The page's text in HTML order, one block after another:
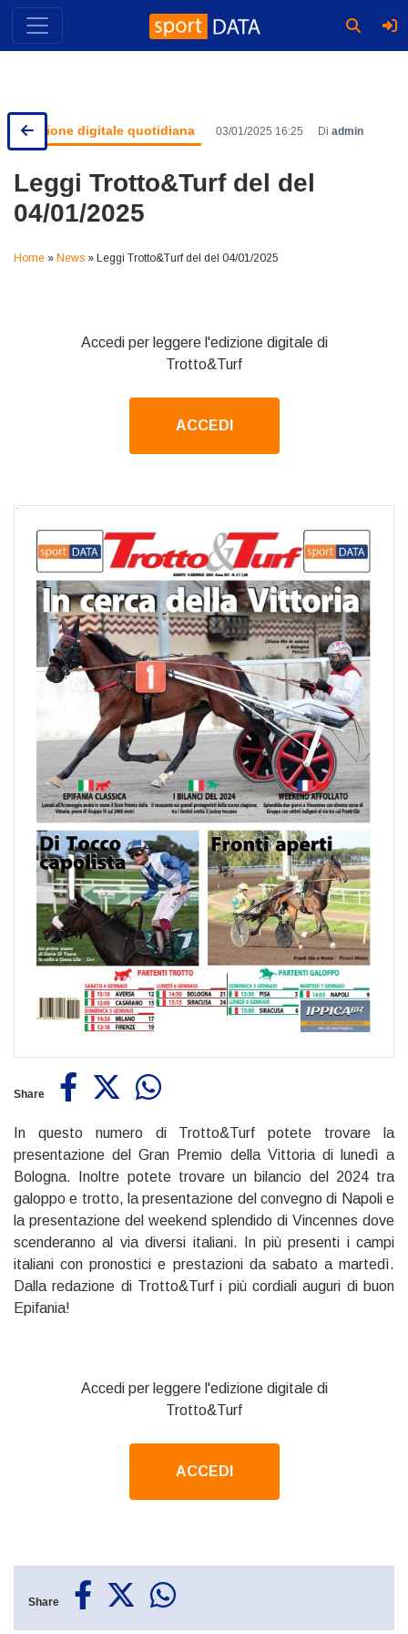
Skip
content
Edizione digitale quotidiana 03/01/2025 16:25 Di admin
Leggi Trotto&Turf del del
04/01/2025
Home » News » Leggi Trotto&Turf del del 04/01/2025
Accedi per leggere l'edizione digitale di
Trotto&Turf
ACCEDI
Share
In questo numero di Trotto&Turf potete trovare la
presentazione del Gran Premio della Vittoria di lunedì a
Bologna. Inoltre potete trovare un bilancio del 2024 tra
galoppo e trotto, la presentazione del convegno di Napoli e
la presentazione del weekend splendido di Vincennes dove
scenderanno al via diversi italiani. In più presenti i campi
italiani con pronostici e prestazioni da sabato a martedì.
Dalla redazione di Trotto&Turf i più cordiali auguri di buon
Epifania!
Accedi per leggere l'edizione digitale di
Trotto&Turf
ACCEDI
Share